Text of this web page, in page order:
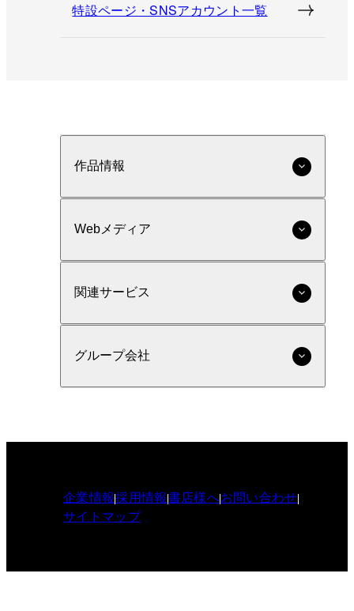
特設ページ・SNSアカウント一覧
作品情報
Webメディア
関連サービス
グループ会社
企業情報採用情報書店様へお問い合わせ
サイトマップ